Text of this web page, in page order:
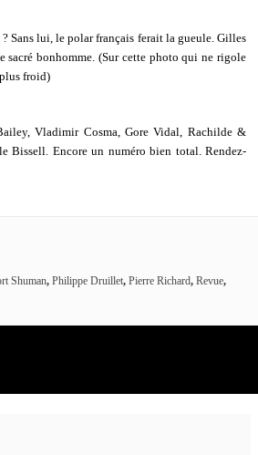
Sans lui, le polar français ferait la gueule. Gilles
sacré bonhomme. (Sur cette photo qui ne rigole
froid)
Vladimir Cosma, Gore Vidal, Rachilde &
Bissell. Encore un numéro bien total. Rendez-
Shuman, Philippe Druillet, Pierre Richard, Revue,